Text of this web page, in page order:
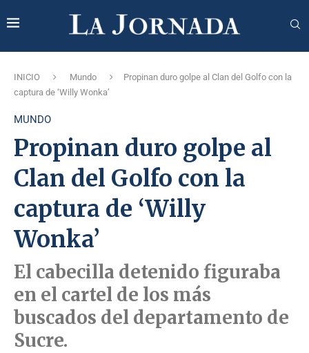
INICIO Mundo
Propinan duro golpe al Clan del Golfo con la
captura de ‘Willy Wonka’
MUNDO
Propinan duro golpe al
Clan del Golfo con la
captura de ‘Willy
Wonka’
El cabecilla detenido figuraba
en el cartel de los más
buscados del departamento de
Sucre.